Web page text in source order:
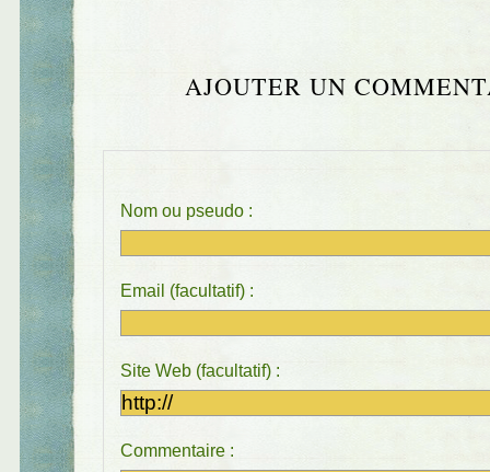
AJOUTER UN
Nom ou pseudo :
Email (facultatif) :
Site Web (facultatif) :
Commentaire :